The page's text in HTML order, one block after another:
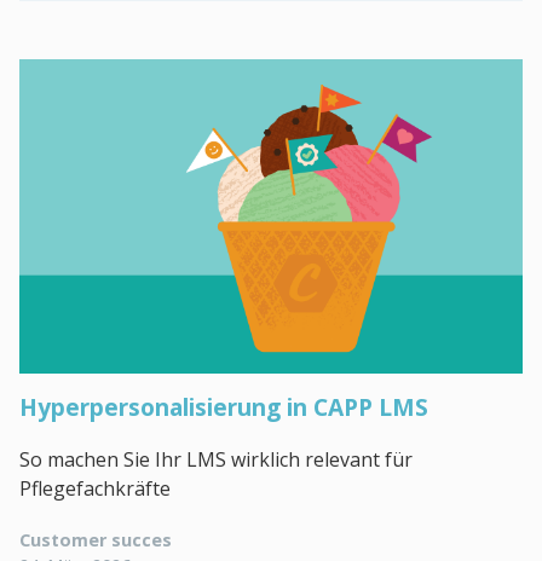
Hyperpersonalisierung in CAPP LMS
So machen Sie Ihr LMS wirklich relevant für
Pflegefachkräfte
Customer succes